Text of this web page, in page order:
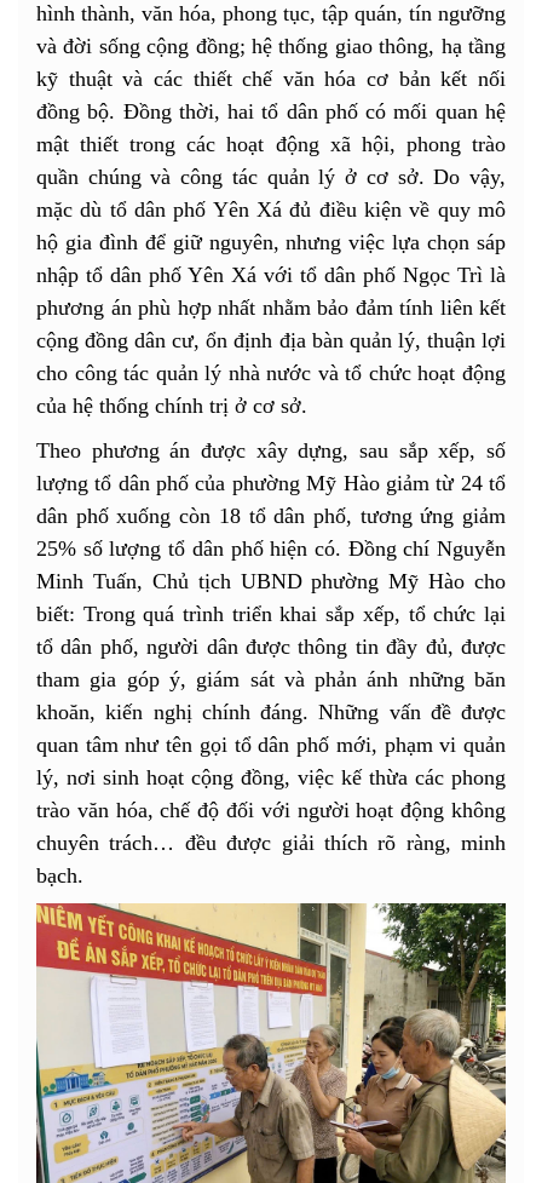
hình thành, văn hóa, phong tục, tập quán, tín ngưỡng
và đời sống cộng đồng; hệ thống giao thông, hạ tầng
kỹ thuật và các thiết chế văn hóa cơ bản kết nối
đồng bộ. Đồng thời, hai tổ dân phố có mối quan hệ
mật thiết trong các hoạt động xã hội, phong trào
quần chúng và công tác quản lý ở cơ sở. Do vậy,
mặc dù tổ dân phố Yên Xá đủ điều kiện về quy mô
hộ gia đình để giữ nguyên, nhưng việc lựa chọn sáp
nhập tổ dân phố Yên Xá với tổ dân phố Ngọc Trì là
phương án phù hợp nhất nhằm bảo đảm tính liên kết
cộng đồng dân cư, ổn định địa bàn quản lý, thuận lợi
cho công tác quản lý nhà nước và tổ chức hoạt động
của hệ thống chính trị ở cơ sở.
Theo phương án được xây dựng, sau sắp xếp, số
lượng tổ dân phố của phường Mỹ Hào giảm từ 24 tổ
dân phố xuống còn 18 tổ dân phố, tương ứng giảm
25% số lượng tổ dân phố hiện có. Đồng chí Nguyễn
Minh Tuấn, Chủ tịch UBND phường Mỹ Hào cho
biết: Trong quá trình triển khai sắp xếp, tổ chức lại
tổ dân phố, người dân được thông tin đầy đủ, được
tham gia góp ý, giám sát và phản ánh những băn
khoăn, kiến nghị chính đáng. Những vấn đề được
quan tâm như tên gọi tổ dân phố mới, phạm vi quản
lý, nơi sinh hoạt cộng đồng, việc kế thừa các phong
trào văn hóa, chế độ đối với người hoạt động không
chuyên trách… đều được giải thích rõ ràng, minh
bạch.